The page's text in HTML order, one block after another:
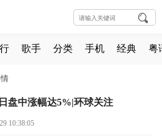
歌手 分类 手机 经典 粤
盘中涨幅达5%|环球关注
10:38:05